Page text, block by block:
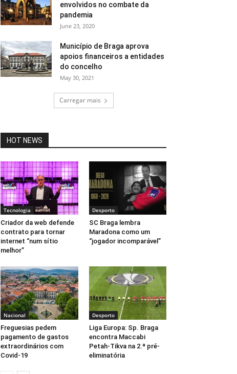
envolvidos no combate da
pandemia
June 23, 2020
Município de Braga aprova
apoios financeiros a entidades
do concelho
May 30, 2021
Carregar mais
HOT NEWS
Tecnologia
Criador da web defende
contrato para tornar
internet “num sítio
melhor”
Desporto
SC Braga lembra
Maradona como um
“jogador incomparável”
Nacional
Freguesias pedem
pagamento de gastos
extraordinários com
Covid-19
Desporto
Liga Europa: Sp. Braga
encontra Maccabi
Petah-Tikva na 2.ª pré-
eliminatória